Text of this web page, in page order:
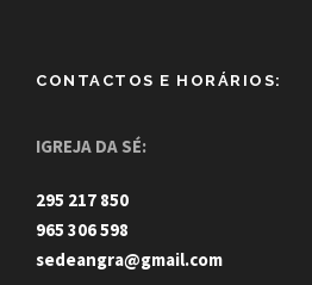
CONTACTOS E HORÁRIOS:
IGREJA DA SÉ:
295 217 850
965 306 598
sedeangra@gmail.com